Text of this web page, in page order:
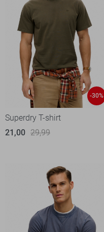
-30%
Superdry T-shirt
21,00 29,99